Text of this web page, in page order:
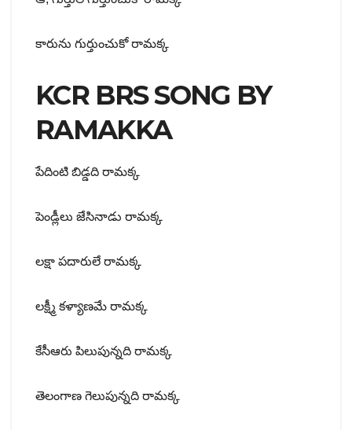
కారును గుర్తుంచుకో రామక్క
KCR BRS SONG BY
RAMAKKA
పేదింటి బిడ్డది రామక్క
పెండ్లీలు జేసినాడు రామక్క
లక్షా పదారులే రామక్క
లక్ష్మీ కళ్యాణమే రామక్క
కేసీఆరు పిలుపున్నది రామక్క
తెలంగాణ గెలుపున్నది రామక్క